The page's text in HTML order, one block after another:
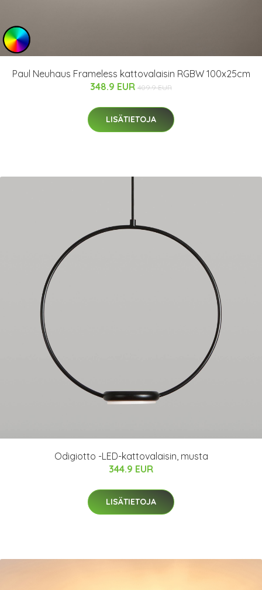
Paul Neuhaus Frameless kattovalaisin RGBW 100x25cm
348.9 EUR 409.9 EUR
LISÄTIETOJA
Odigiotto -LED-kattovalaisin, musta
344.9 EUR
LISÄTIETOJA